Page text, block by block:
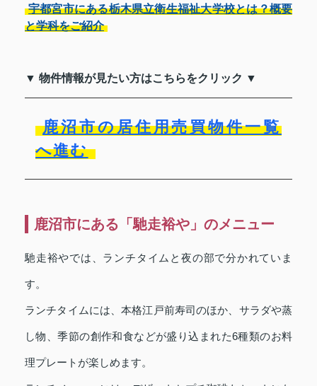
宇都宮市にある栃木県立衛生福祉大学校とは？概要
と学科をご紹介
▼ 物件情報が見たい方はこちらをクリック ▼
鹿沼市の居住用売買物件一覧
へ進む
鹿沼市にある「馳走裕や」のメニュー
馳走裕やでは、ランチタイムと夜の部で分かれていま
す。
ランチタイムには、本格江戸前寿司のほか、サラダや蒸
し物、季節の創作和食などが盛り込まれた6種類のお料
理プレートが楽しめます。